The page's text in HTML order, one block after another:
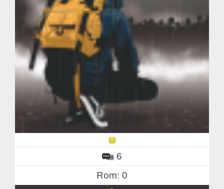
6
Rom: 0